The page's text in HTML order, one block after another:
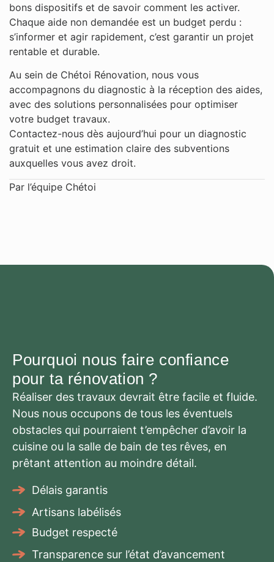
bons dispositifs et de savoir comment les activer.
Chaque aide non demandée est un budget perdu :
s’informer et agir rapidement, c’est garantir un projet
rentable et durable.
Au sein de Chétoi Rénovation, nous vous
accompagnons du diagnostic à la réception des aides,
avec des solutions personnalisées pour optimiser
votre budget travaux.
Contactez-nous dès aujourd’hui pour un diagnostic
gratuit et une estimation claire des subventions
auxquelles vous avez droit.
Par l’équipe Chétoi
Pourquoi nous faire confiance
pour ta rénovation ?
Réaliser des travaux devrait être facile et fluide.
Nous nous occupons de tous les éventuels
obstacles qui pourraient t’empêcher d’avoir la
cuisine ou la salle de bain de tes rêves, en
prêtant attention au moindre détail.
Délais garantis
Artisans labélisés
Budget respecté
Transparence sur l’état d’avancement